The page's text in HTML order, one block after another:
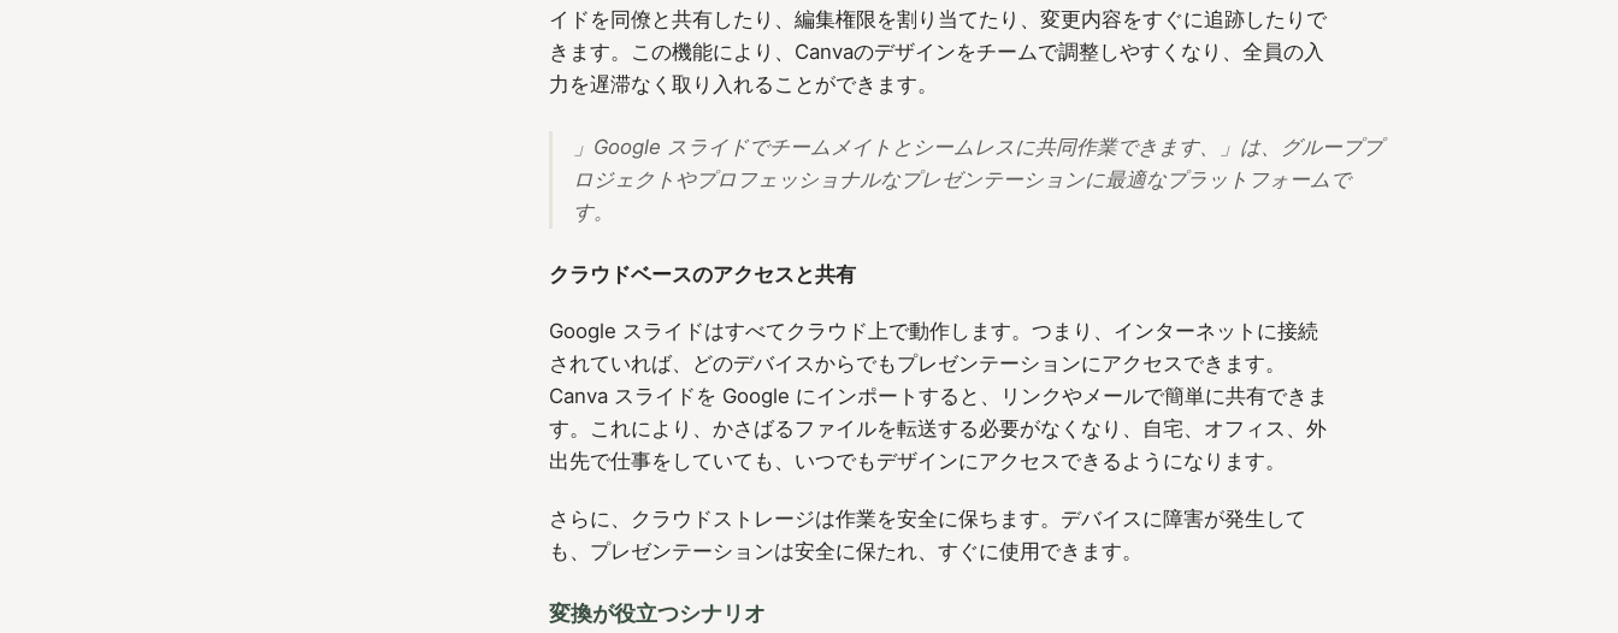
イドを同僚と共有したり、編集権限を割り当てたり、変更内容をすぐに追跡したりで
きます。この機能により、Canvaのデザインをチームで調整しやすくなり、全員の入
力を遅滞なく取り入れることができます。
」 Google スライドでチームメイトとシームレスに共同作業できます、」は、グループプ
ロジェクトやプロフェッショナルなプレゼンテーションに最適なプラットフォームで
す。
クラウドベースのアクセスと共有
Google スライドはすべてクラウド上で動作します。つまり、インターネットに接続
されていれば、どのデバイスからでもプレゼンテーションにアクセスできます。
Canva スライドを Google にインポートすると、リンクやメールで簡単に共有できま
す。これにより、かさばるファイルを転送する必要がなくなり、自宅、オフィス、外
出先で仕事をしていても、いつでもデザインにアクセスできるようになります。
さらに、クラウドストレージは作業を安全に保ちます。デバイスに障害が発生して
も、プレゼンテーションは安全に保たれ、すぐに使用できます。
変換が役立つシナリオ